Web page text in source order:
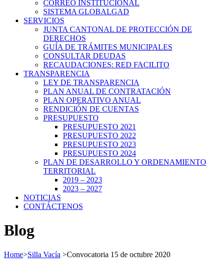
CORREO INSTITUCIONAL
SISTEMA GLOBALGAD
SERVICIOS
JUNTA CANTONAL DE PROTECCIÓN DE
DERECHOS
GUÍA DE TRÁMITES MUNICIPALES
CONSULTAR DEUDAS
RECAUDACIONES: RED FACILITO
TRANSPARENCIA
LEY DE TRANSPARENCIA
PLAN ANUAL DE CONTRATACIÓN
PLAN OPERATIVO ANUAL
RENDICIÓN DE CUENTAS
PRESUPUESTO
PRESUPUESTO 2021
PRESUPUESTO 2022
PRESUPUESTO 2023
PRESUPUESTO 2024
PLAN DE DESARROLLO Y ORDENAMIENTO
TERRITORIAL
2019 – 2023
2023 – 2027
NOTICIAS
CONTÁCTENOS
Blog
Home>Silla Vacía >Convocatoria 15 de octubre 2020